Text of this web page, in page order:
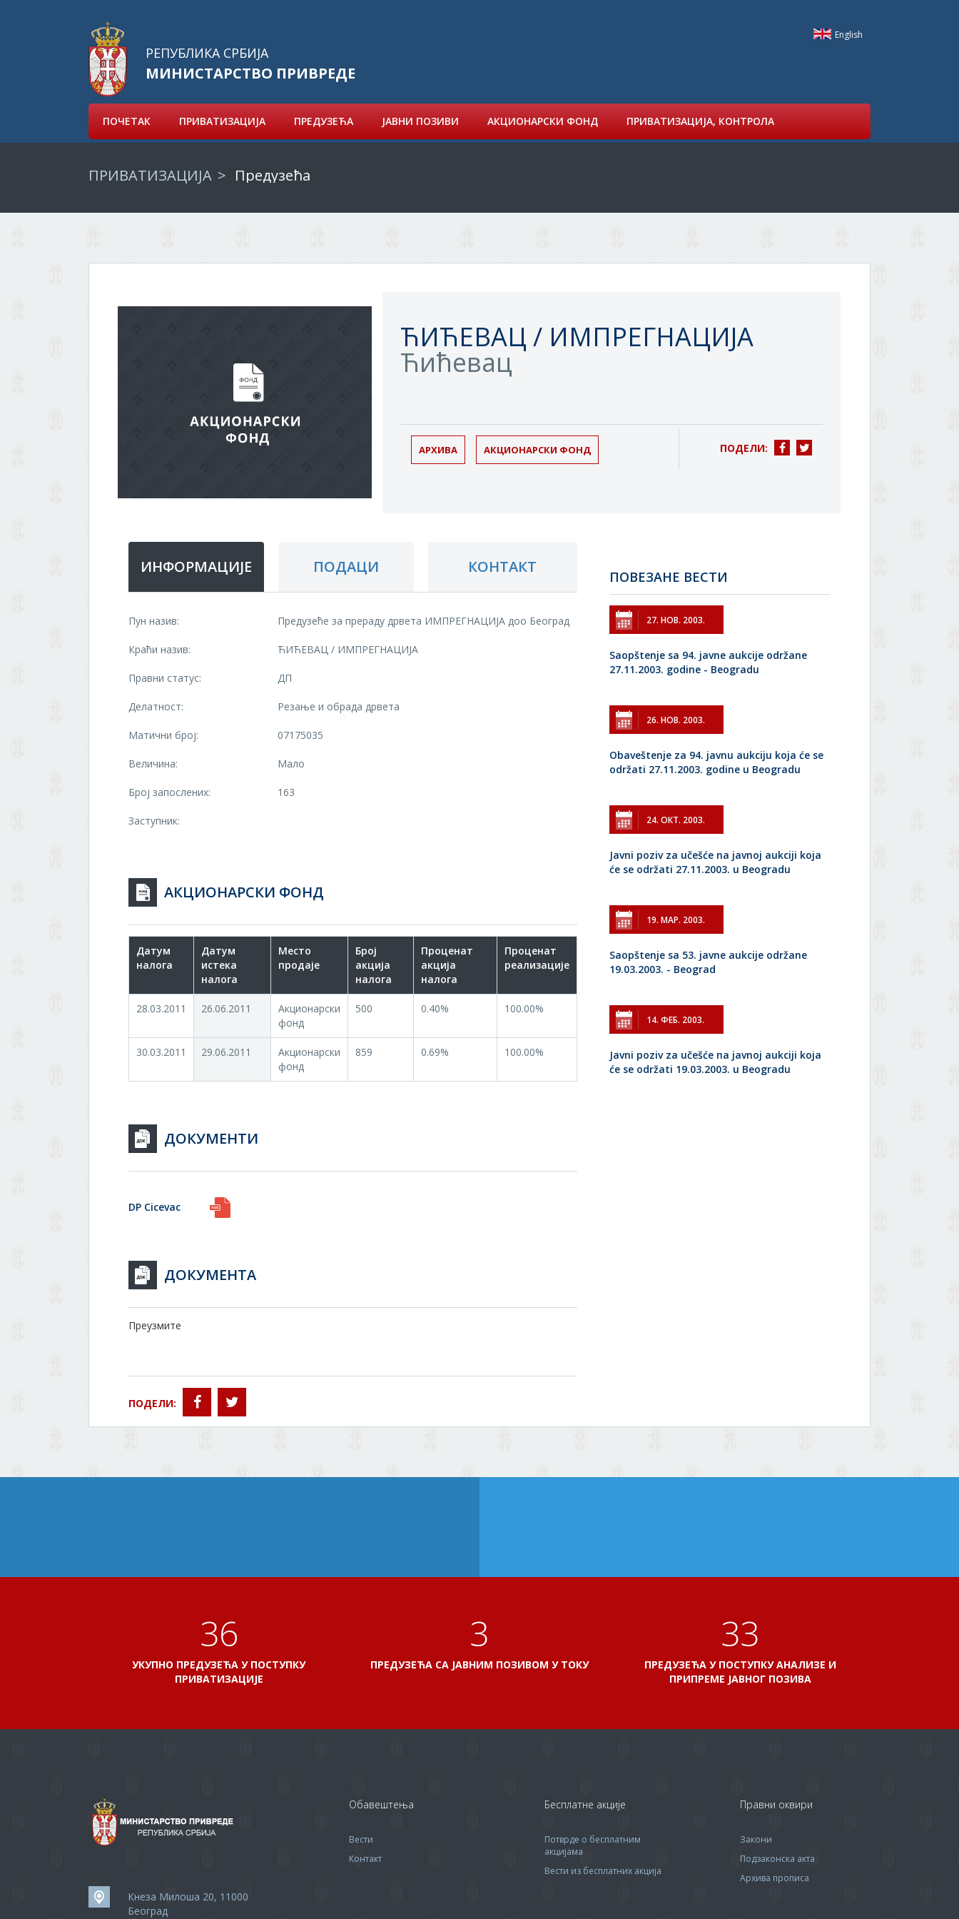
English
РЕПУБЛИКА СРБИЈА
МИНИСТАРСТВО ПРИВРЕДЕ
ПОЧЕТАК ПРИВАТИЗАЦИЈА ПРЕДУЗЕЋА ЈАВНИ ПОЗИВИ АКЦИОНАРСКИ ФОНД ПРИВАТИЗАЦИЈА, КОНТРОЛА
ПРИВАТИЗАЦИЈА Предузећа
ЋИЋЕВАЦ / ИМПРЕГНАЦИЈА
Ћићевац
АРХИВА АКЦИОНАРСКИ ФОНД ПОДЕЛИ:
ИНФОРМАЦИЈЕ ПОДАЦИ КОНТАКТ
Пун назив: Предузеће за прераду дрвета ИМПРЕГНАЦИЈА доо Београд
Краћи назив: ЋИЋЕВАЦ / ИМПРЕГНАЦИЈА
Правни статус: ДП
Делатност: Резање и обрада дрвета
Матични број: 07175035
Величина: Мало
Број запослених: 163
Заступник:
АКЦИОНАРСКИ ФОНД
Датум
налога
Датум
истека
налога
Место
продаје
Број
акција
налога
Проценат
акција
налога
Проценат
реализације
28.03.2011 26.06.2011
Акционарски
фонд
500 0.40% 100.00%
30.03.2011 29.06.2011
Акционарски
фонд
859 0.69% 100.00%
ДОКУМЕНТИ
DP Cicevac
ДОКУМЕНТА
Преузмите
ПОДЕЛИ:
ПОВЕЗАНЕ ВЕСТИ
27. НОВ. 2003.
Saopštenje sa 94. javne aukcije održane
27.11.2003. godine - Beogradu
26. НОВ. 2003.
Obaveštenje za 94. javnu aukciju koja će se
održati 27.11.2003. godine u Beogradu
24. ОКТ. 2003.
Javni poziv za učešće na javnoj aukciji koja
će se održati 27.11.2003. u Beogradu
19. МАР. 2003.
Saopštenje sa 53. javne aukcije održane
19.03.2003. - Beograd
14. ФЕБ. 2003.
Javni poziv za učešće na javnoj aukciji koja
će se održati 19.03.2003. u Beogradu
41
УКУПНО ПРЕДУЗЕЋА У ПОСТУПКУ
ПРИВАТИЗАЦИЈЕ
3
ПРЕДУЗЕЋА СА ЈАВНИМ ПОЗИВОМ У ТОКУ
38
ПРЕДУЗЕЋА У ПОСТУПКУ АНАЛИЗЕ И
ПРИПРЕМЕ ЈАВНОГ ПОЗИВА
Кнеза Милоша 20, 11000
Београд
Обавештења
Вести
Контакт
Бесплатне акције
Потврде о бесплатним
акцијама
Вести из бесплатних акција
Правни оквири
Закони
Подзаконска акта
Архива прописa